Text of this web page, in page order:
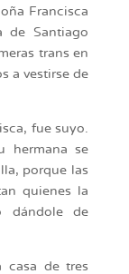
Francisca
de Santiago
trans en
a vestirse de
fue suyo.
hermana se
porque las
quienes la
dándole de
casa de tres